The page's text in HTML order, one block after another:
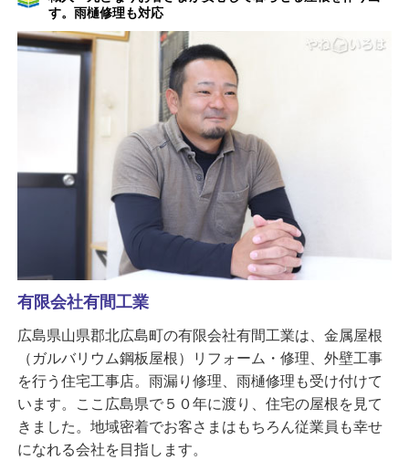
す。雨樋修理も対応
有限会社有間工業
広島県山県郡北広島町の有限会社有間工業は、金属屋根
（ガルバリウム鋼板屋根）リフォーム・修理、外壁工事
を行う住宅工事店。雨漏り修理、雨樋修理も受け付けて
います。ここ広島県で５０年に渡り、住宅の屋根を見て
きました。地域密着でお客さまはもちろん従業員も幸せ
になれる会社を目指します。